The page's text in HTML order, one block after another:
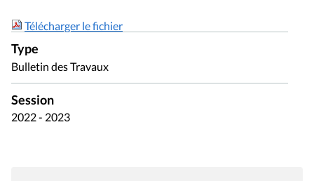
Télécharger le fichier
Type
Bulletin des Travaux
Session
2022 - 2023